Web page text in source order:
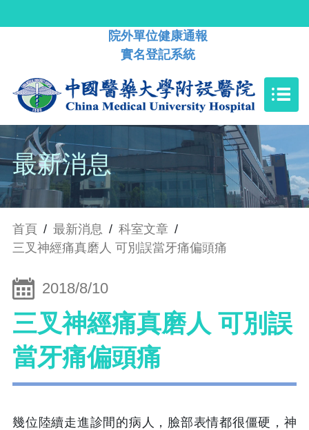
院外單位健康通報
實名登記系統
最新消息
首頁 / 最新消息 / 科室文章 /
三叉神經痛真磨人 可別誤當牙痛偏頭痛
2018/8/10
三叉神經痛真磨人 可別誤
當牙痛偏頭痛
幾位陸續走進診間的病人，臉部表情都很僵硬，神